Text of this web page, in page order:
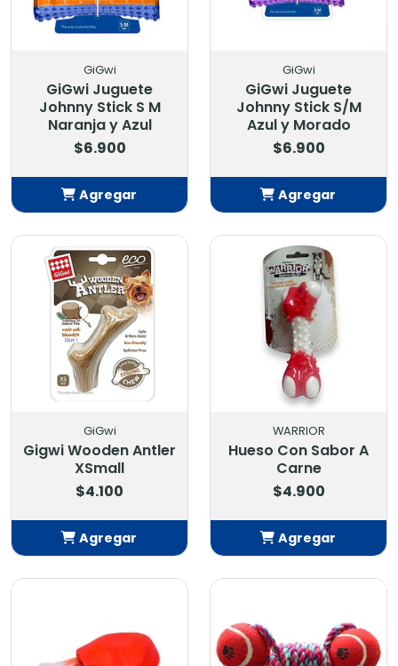
GiGwi
GiGwi Juguete
Johnny Stick S M
Naranja y Azul
$6.900
Agregar
GiGwi
GiGwi Juguete
Johnny Stick S/M
Azul y Morado
$6.900
Agregar
GiGwi
Gigwi Wooden Antler
XSmall
$4.100
Agregar
WARRIOR
Hueso Con Sabor A
Carne
$4.900
Agregar